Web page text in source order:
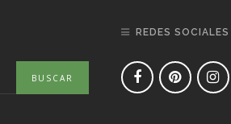
REDES SOCIALES